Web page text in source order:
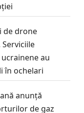
de drone
au
în ochelari
anunță
de gaz